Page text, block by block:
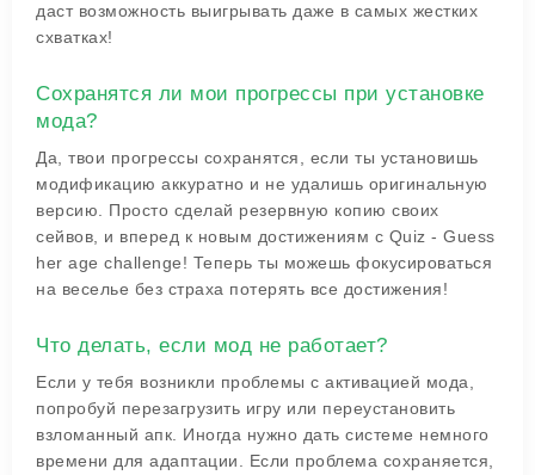
даст возможность выигрывать даже в самых жестких
схватках!
Сохранятся ли мои прогрессы при установке
мода?
Да, твои прогрессы сохранятся, если ты установишь
модификацию аккуратно и не удалишь оригинальную
версию. Просто сделай резервную копию своих
сейвов, и вперед к новым достижениям с Quiz - Guess
her age challenge! Теперь ты можешь фокусироваться
на веселье без страха потерять все достижения!
Что делать, если мод не работает?
Если у тебя возникли проблемы с активацией мода,
попробуй перезагрузить игру или переустановить
взломанный апк. Иногда нужно дать системе немного
времени для адаптации. Если проблема сохраняется,